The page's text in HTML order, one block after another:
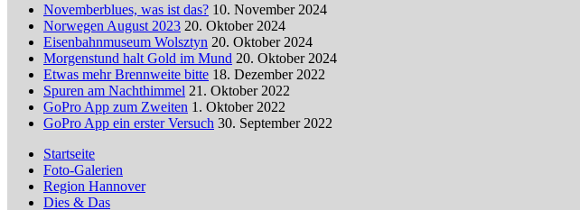
Novemberblues, was ist das? 10. November 2024
Norwegen August 2023 20. Oktober 2024
Eisenbahnmuseum Wolsztyn 20. Oktober 2024
Morgenstund halt Gold im Mund 20. Oktober 2024
Etwas mehr Brennweite bitte 18. Dezember 2022
Spuren am Nachthimmel 21. Oktober 2022
GoPro App zum Zweiten 1. Oktober 2022
GoPro App ein erster Versuch 30. September 2022
Startseite
Foto-Galerien
Region Hannover
Dies & Das